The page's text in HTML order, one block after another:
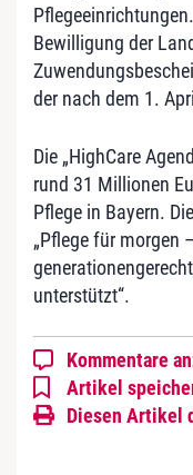
Bewilligung der
der nach dem 1.
Die „HighCare
rund 31 Millionen
Pflege in Bayern.
„Pflege für morgen
unterstützt“.
Kommentare
Artikel
Diesen Artikel